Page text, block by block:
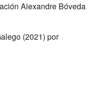
Alexandre Bóveda
(2021) por